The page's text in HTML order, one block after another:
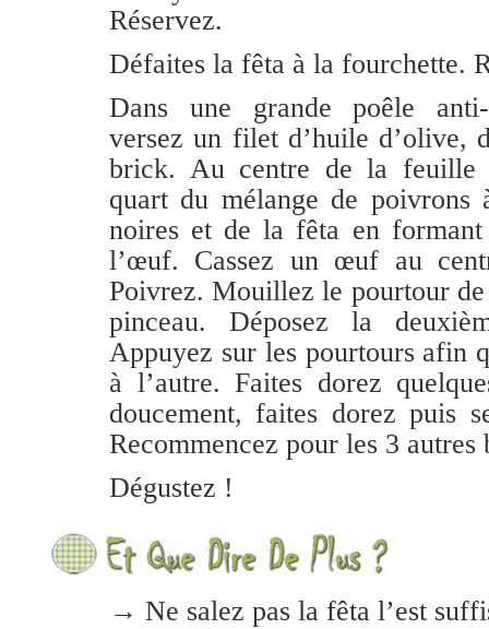
Réservez.
Défaites la fêta à la fourchette.
Dans une grande poêle anti-
versez un filet d’huile d’olive,
brick. Au centre de la feuille
quart du mélange de poivrons
noires et de la fêta en
l’œuf. Cassez un œuf au
Poivrez. Mouillez le pourtour
pinceau. Déposez la
Appuyez sur les pourtours afin
à l’autre. Faites dorez
doucement, faites dorez puis
Recommencez pour les 3 autres
Dégustez !
→ Ne salez pas la fêta l’est